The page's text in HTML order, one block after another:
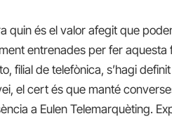
quin és el valor afegit que
entrenades per fer aquesta
filial de telefònica, s’hagi
el cert és que manté
a Eulen Telemarquèting.